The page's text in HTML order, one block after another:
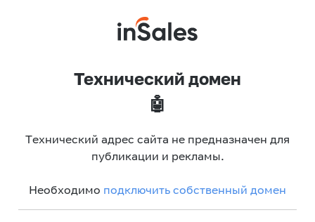
Технический домен
🤖
Технический адрес сайта не предназначен для
публикации и рекламы.
Необходимо подключить собственный домен